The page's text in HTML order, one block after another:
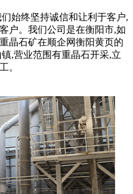
始终坚持诚信和让利于客户,
户。我们公司是在衡阳市,如
晶石矿在顺企网衡阳黄页的
,营业范围有重晶石开采,立
。